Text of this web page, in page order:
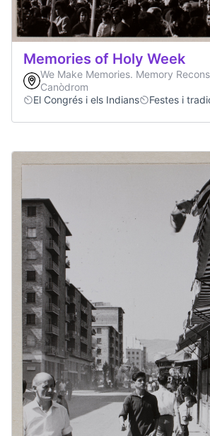
Memories of Holy Week
We Make Memories. Memory
Canòdrom
El Congrés i els Indians
Festes i